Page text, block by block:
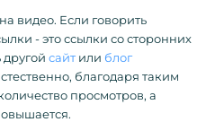
видео. Если говорить
- это ссылки со сторонних
другой сайт или блог
благодаря таким
просмотров, а